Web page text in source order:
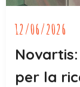
12/06/2026
per la